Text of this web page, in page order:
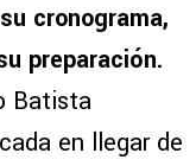
cronograma,
preparación.
Batista
en llegar de